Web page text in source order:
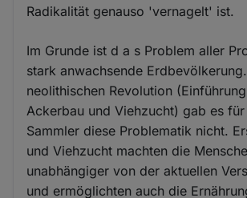
Radikalität genauso 'vernagelt' ist.
Im Grunde ist d a s Problem aller
stark anwachsende
neolithischen Revolution
Ackerbau und Viehzucht) gab es
Sammler diese Problematik nicht.
und Viehzucht machten die
unabhängiger von der aktuellen
und ermöglichten auch die